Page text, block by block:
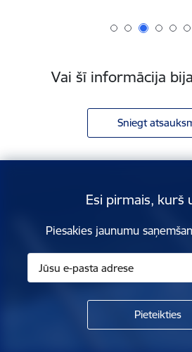
Vai šī informācija
Sniegt
Esi pirmais, kurš
Piesakies jaunumu